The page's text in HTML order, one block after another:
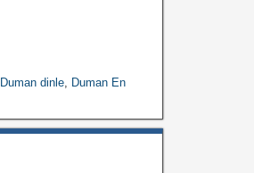
Duman dinle, Duman En